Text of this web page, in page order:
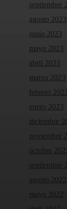
septiembre
agosto 2023
junio 2023
mayo 2023
abril 2023
marzo 2023
febrero
enero 2023
diciembre
noviembre
octubre
septiembre
agosto 2022
mayo 2022